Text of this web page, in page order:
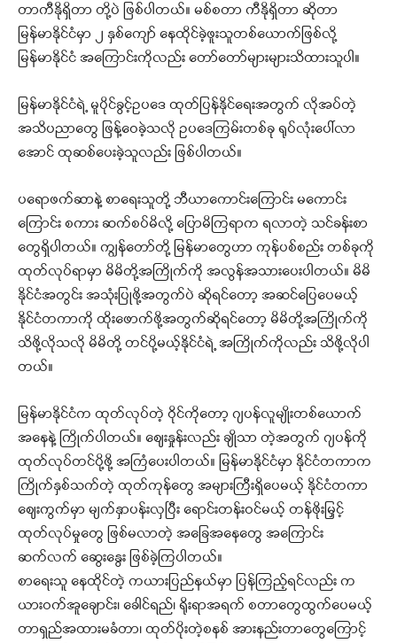
တာကီနိုရှိတာ တို့ပဲ ဖြစ်ပါတယ်။ မစ်စတာ ကီနိုရှိတာ ဆိုတာ
မြန်မာနိုင်ငံမှာ ၂ နှစ်ကျော် နေထိုင်ခဲ့ဖူးသူတစ်ယောက်ဖြစ်လို့
မြန်မာနိုင်ငံ အကြောင်းကိုလည်း တော်တော်များများသိထားသူပါ။
မြန်မာနိုင်ငံရဲ့ မူပိုင်ခွင့်ဥပဒေ ထုတ်ပြန်နိုင်ရေးအတွက် လိုအပ်တဲ့
အသိပညာတွေ ဖြန့်ဝေခဲ့သလို ဥပဒေကြမ်းတစ်ခု ရုပ်လုံးပေါ်လာ
အောင် ထုဆစ်ပေးခဲ့သူလည်း ဖြစ်ပါတယ်။
ပရောဖက်ဆာနဲ့ စာရေးသူတို့ ဘီယာကောင်းကြောင်း မကောင်း
ကြောင်း စကား ဆက်စပ်မိလို့ ပြောမိကြရာက ရလာတဲ့ သင်ခန်းစာ
တွေရှိပါတယ်။ ကျွန်တော်တို့ မြန်မာတွေဟာ ကုန်ပစ်စည်း တစ်ခုကို
ထုတ်လုပ်ရာမှာ မိမိတို့အကြိုက်ကို အလွန်အသားပေးပါတယ်။ မိမိ
နိုင်ငံအတွင်း အသုံးပြုဖို့အတွက်ပဲ ဆိုရင်တော့ အဆင်ပြေပေမယ့်
နိုင်ငံတကာကို ထိုးဖောက်ဖို့အတွက်ဆိုရင်တော့ မိမိတို့အကြိုက်ကို
သိဖို့လိုသလို မိမိတို့ တင်ပို့မယ့်နိုင်ငံရဲ့ အကြိုက်ကိုလည်း သိဖို့လိုပါ
တယ်။
မြန်မာနိုင်ငံက ထုတ်လုပ်တဲ့ ဝိုင်ကိုတော့ ဂျပန်လူမျိုးတစ်ယောက်
အနေနဲ့ ကြိုက်ပါတယ်။ ဈေးနှုန်းလည်း ချိုသာ တဲ့အတွက် ဂျပန်ကို
ထုတ်လုပ်တင်ပို့ဖို့ အကြံပေးပါတယ်။ မြန်မာနိုင်ငံမှာ နိုင်ငံတကာက
ကြိုက်နှစ်သက်တဲ့ ထုတ်ကုန်တွေ အများကြီးရှိပေမယ့် နိုင်ငံတကာ
ဈေးကွက်မှာ မျက်နှာပန်းလှပြီး ရောင်းတန်းဝင်မယ့် တန်ဖိုးမြှင့်
ထုတ်လုပ်မှုတွေ ဖြစ်မလာတဲ့ အခြေအနေတွေ အကြောင်း
ဆက်လက် ဆွေးနွေး ဖြစ်ခဲ့ကြပါတယ်။
စာရေးသူ နေထိုင်တဲ့ ကယားပြည်နယ်မှာ ပြန်ကြည့်ရင်လည်း က
ယားဝက်အူချောင်း၊ ခေါင်ရည်၊ ရိုးရာအရက် စတာတွေထွက်ပေမယ့်
တာရှည်အထားမခံတာ၊ ထုတ်ပိုးတဲ့စနစ် အားနည်းတာတွေကြောင့်